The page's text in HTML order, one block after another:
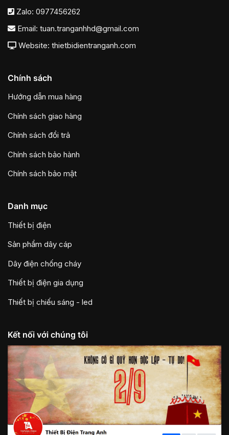
Zalo: 0977456262
Email: tuan.tranganhhd@gmail.com
Website: thietbidientranganh.com
Chính sách
Hướng dẫn mua hàng
Chính sách giao hàng
Chính sách đổi trả
Chính sách bảo hành
Chính sách bảo mật
Danh mục
Thiết bị điện
Sản phẩm dây cáp
Dây điện chống cháy
Thiết bị điện gia dụng
Thiết bị chiếu sáng - led
Kết nối với chúng tôi